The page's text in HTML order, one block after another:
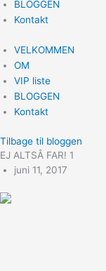
BLOGGEN
Kontakt
VELKOMMEN
OM
VIP liste
BLOGGEN
Kontakt
Tilbage til bloggen
EJ ALTSÅ FAR! 1
juni 11, 2017